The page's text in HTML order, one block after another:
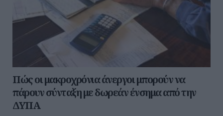
Πώς οι μακροχρόνια άνεργοι μπορούν να
πάρουν σύνταξη με δωρεάν ένσημα από την
ΔΥΠΑ